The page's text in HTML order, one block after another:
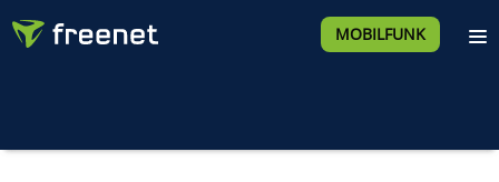
MOBILFUNK